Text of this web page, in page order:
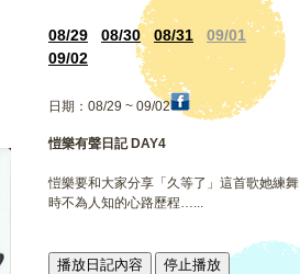
08/29 08/30 08/31
09/01
09/02
日期：08/29 ~ 09/02
愷樂有聲日記 DAY4
愷樂要和大家分享「久等了」這首歌她練舞
時不為人知的心路歷程…...
播放日記內容 停止播放